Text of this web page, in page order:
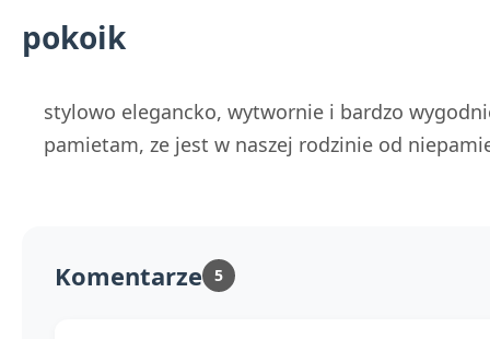
pokoik
stylowo elegancko, wytwornie i bardzo
pamietam, ze jest w naszej rodzinie od
Komentarze 5